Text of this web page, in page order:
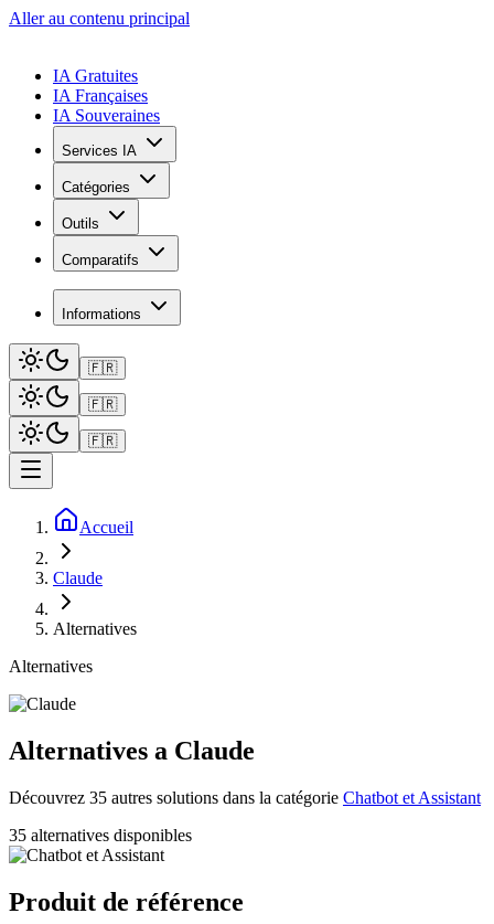
Aller au contenu principal
IA Gratuites
IA Françaises
IA Souveraines
Services IA
Catégories
Outils
Comparatifs
Informations
🇫🇷
🇫🇷
🇫🇷
Accueil
Claude
Alternatives
Alternatives
Alternatives a Claude
Découvrez 35 autres solutions dans la catégorie Chatbot et Assistant
35 alternatives disponibles
Produit de référence